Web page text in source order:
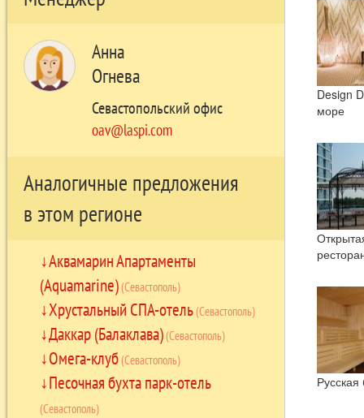
Анна
Огнева
Севастопольский офис
oav@laspi.com
Аналогичные предложения
в этом регионе
Аквамарин Апартаменты
(Aquamarine)(Севастополь)
Хрустальный СПА-отель(Севастополь)
Даккар (Балаклава)(Севастополь)
Омега-клуб(Севастополь)
Песочная бухта парк-отель
(Севастополь)
Design
море
Русская